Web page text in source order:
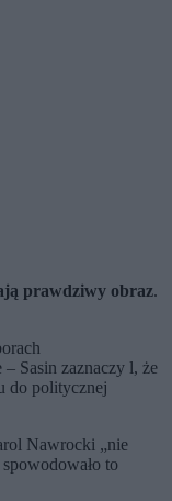
prawdziwy obraz.
Sasin zaznaczy l, że
do politycznej
Nawrocki „nie
to